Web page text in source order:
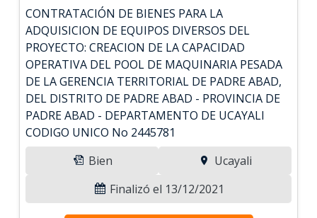
CONTRATACIÓN DE BIENES PARA LA
ADQUISICION DE EQUIPOS DIVERSOS DEL
PROYECTO: CREACION DE LA CAPACIDAD
OPERATIVA DEL POOL DE MAQUINARIA PESADA
DE LA GERENCIA TERRITORIAL DE PADRE ABAD,
DEL DISTRITO DE PADRE ABAD - PROVINCIA DE
PADRE ABAD - DEPARTAMENTO DE UCAYALI
CODIGO UNICO No 2445781
Bien
Ucayali
Finalizó el 13/12/2021